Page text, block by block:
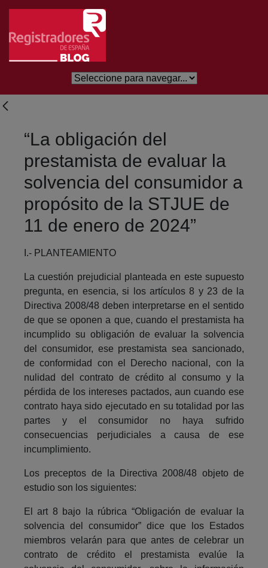
Saltar al contenido principal
“La obligación del
prestamista de evaluar la
solvencia del consumidor a
propósito de la STJUE de
11 de enero de 2024”
I.- PLANTEAMIENTO
La cuestión prejudicial planteada en este supuesto
pregunta, en esencia, si los artículos 8 y 23 de la
Directiva 2008/48 deben interpretarse en el sentido
de que se oponen a que, cuando el prestamista ha
incumplido su obligación de evaluar la solvencia
del consumidor, ese prestamista sea sancionado,
de conformidad con el Derecho nacional, con la
nulidad del contrato de crédito al consumo y la
pérdida de los intereses pactados, aun cuando ese
contrato haya sido ejecutado en su totalidad por las
partes y el consumidor no haya sufrido
consecuencias perjudiciales a causa de ese
incumplimiento.
Los preceptos de la Directiva 2008/48 objeto de
estudio son los siguientes:
El art 8 bajo la rúbrica “Obligación de evaluar la
solvencia del consumidor” dice que los Estados
miembros velarán para que antes de celebrar un
contrato de crédito el prestamista evalúe la